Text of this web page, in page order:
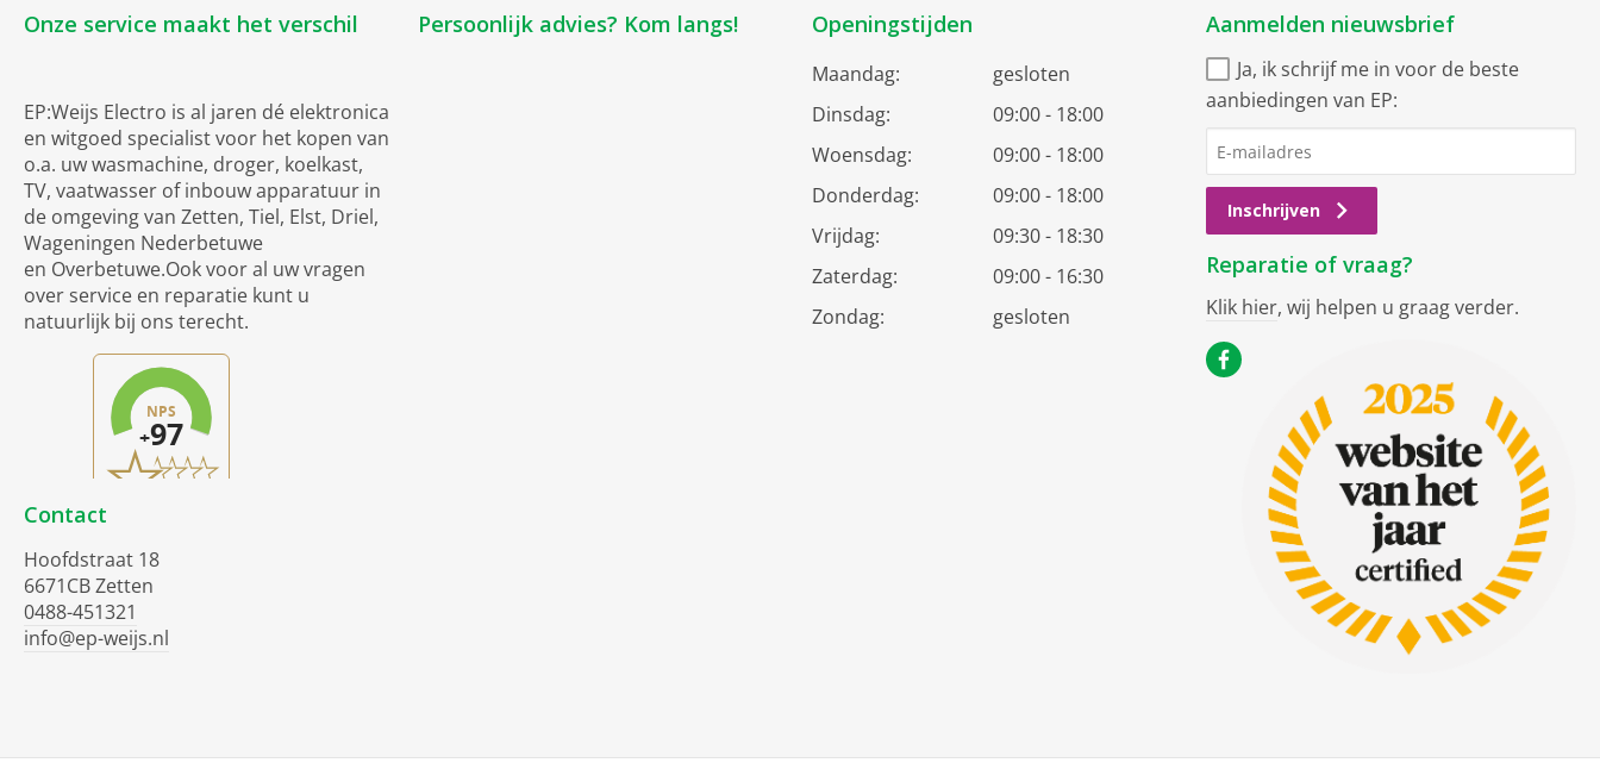
Onze service maakt het verschil
EP:Weijs Electro is al jaren dé elektronica
en witgoed specialist voor het kopen van
o.a. uw wasmachine, droger, koelkast,
TV, vaatwasser of inbouw apparatuur in
de omgeving van Zetten, Tiel, Elst, Driel,
Wageningen Nederbetuwe
en Overbetuwe.Ook voor al uw vragen
over service en reparatie kunt u
natuurlijk bij ons terecht.
Contact
Hoofdstraat 18
6671CB Zetten
0488-451321
info@ep-weijs.nl
Persoonlijk advies? Kom langs! Openingstijden
Maandag:
gesloten
Dinsdag:
09:00 - 18:00
Woensdag:
09:00 - 18:00
Donderdag:
09:00 - 18:00
Vrijdag:
09:30 - 18:30
Zaterdag:
09:00 - 16:30
Zondag:
gesloten
Aanmelden nieuwsbrief
Ja, ik schrijf me in voor de beste
aanbiedingen van EP:
Inschrijven
Reparatie of vraag?
Klik hier, wij helpen u graag verder.